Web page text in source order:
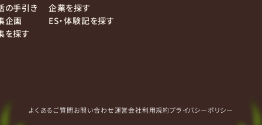
の手引き
企画
を探す
企業を探す
ES・体験記を探す
よくあるご質問お問い合わせ運営会社利用規約プライバシーポリシー